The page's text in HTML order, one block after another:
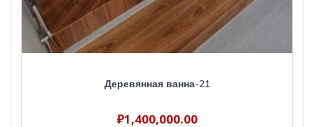
Деревянная ванна-21
₽1,400,000.00